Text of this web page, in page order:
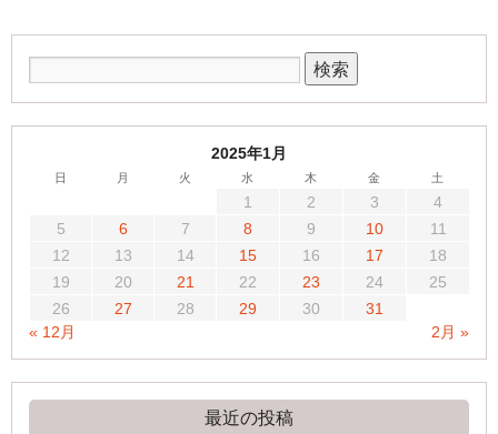
2025年1月
日 月 火 水 木 金 土
1 2 3
4
5
6 7 8 9 10
11
12
13 14 15 16 17
18
19
20 21 22 23 24
25
26
27 28 29 30
31
« 12月
2月 »
最近の投稿